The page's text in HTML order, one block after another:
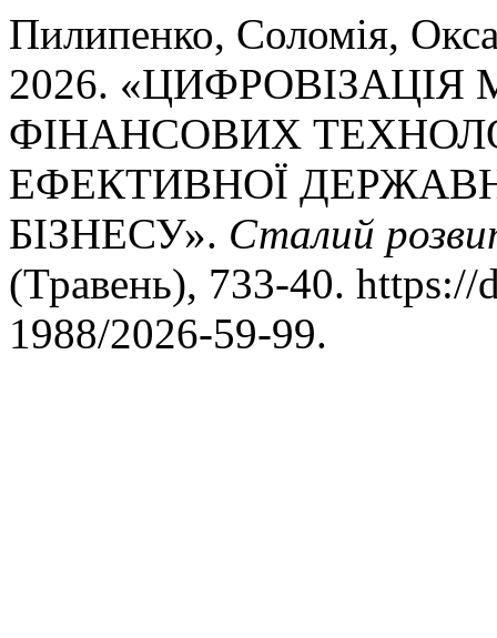
Пилипенко, Соломія,
2026.
ФІНАНСОВИХ
ЕФЕКТИВНОЇ
БІЗНЕСУ». Сталий
(Травень), 733-40.
1988/2026-59-99.